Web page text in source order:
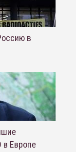
в
в Европе